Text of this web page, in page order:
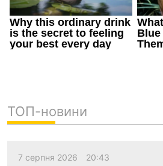
ТОП-новини
7 серпня 2026 20:43